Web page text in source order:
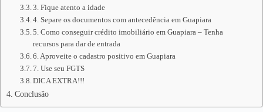
3. Fique atento a idade
4. Separe os documentos com antecedência em Guapiara
5. Como conseguir crédito imobiliário em Guapiara – Tenha
recursos para dar de entrada
6. Aproveite o cadastro positivo em Guapiara
7. Use seu FGTS
DICA EXTRA!!!
Conclusão